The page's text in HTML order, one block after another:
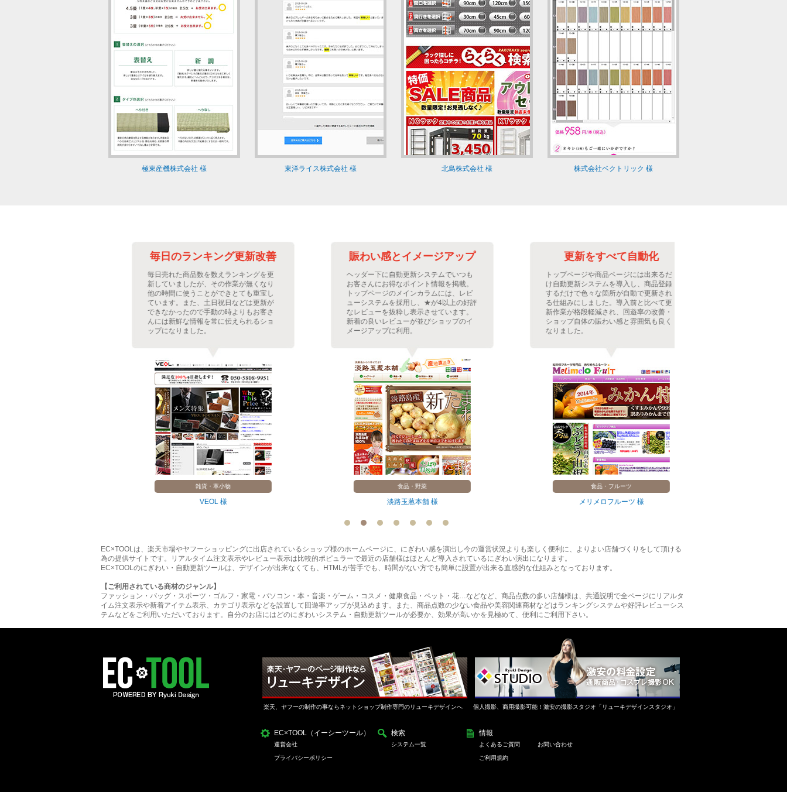
極東産機株式会社 様 東洋ライス株式会社 様 北島株式会社 様 株式会社ベクトリック 様
毎日のランキング更新改善
毎日売れた商品数を数えランキングを更
新していましたが、その作業が無くなり
他の時間に使うことができとても重宝し
ています。また、土日祝日などは更新が
できなかったので手動の時よりもお客さ
んには新鮮な情報を常に伝えられるショ
ップになりました。
雑貨・革小物
VEOL 様
賑わい感とイメージアップ
ヘッダー下に自動更新システムでいつも
お客さんにお得なポイント情報を掲載。
トップページのメインカラムには、レビ
ューシステムを採用し、★が4以上の好評
なレビューを抜粋し表示させています。
新着の良いレビューが並びショップのイ
メージアップに利用。
食品・野菜
淡路玉葱本舗 様
更新をすべて自動化
トップページや商品ページには出来るだ
け自動更新システムを導入し、商品登録
するだけで色々な箇所が自動で更新され
る仕組みにしました。導入前と比べて更
新作業が格段軽減され、回遊率の改善・
ショップ自体の賑わい感と雰囲気も良く
なりました。
食品・フルーツ
メリメロフルーツ 様
EC×TOOLは、楽天市場やヤフーショッピングに出店されているショップ様のホームページに、にぎわい感を演出し今の運営状況よりも楽しく便利に、よりよい店舗づくりをして頂ける
為の提供サイトです。リアルタイム注文表示やレビュー表示は比較的ポピュラーで最近の店舗様はほとんど導入されているにぎわい演出になります。
EC×TOOLのにぎわい・自動更新ツールは、デザインが出来なくても、HTMLが苦手でも、時間がない方でも簡単に設置が出来る直感的な仕組みとなっております。
【ご利用されている商材のジャンル】
ファッション・バッグ・スポーツ・ゴルフ・家電・パソコン・本・音楽・ゲーム・コスメ・健康食品・ペット・花…などなど、商品点数の多い店舗様は、共通説明で全ページにリアルタ
イム注文表示や新着アイテム表示、カテゴリ表示などを設置して回遊率アップが見込めます。また、商品点数の少ない食品や美容関連商材などはランキングシステムや好評レビューシス
テムなどをご利用いただいております。自分のお店にはどのにぎわいシステム・自動更新ツールが必要か、効果が高いかを見極めて、便利にご利用下さい。
楽天、ヤフーの制作の事ならネットショップ制作専門のリューキデザインへ 個人撮影、商用撮影可能！激安の撮影スタジオ「リューキデザインスタジオ」
EC×TOOL（イーシーツール）
運営会社
プライバシーポリシー
検索
システム一覧
情報
よくあるご質問 お問い合わせ
ご利用規約